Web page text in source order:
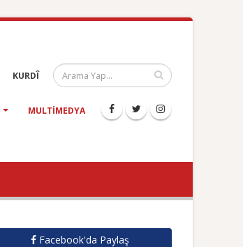
KURDÎ
MULTIMEDYA
Facebook'da Paylaş